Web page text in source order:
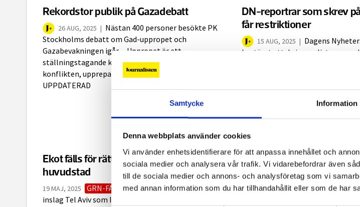
Samtycke Information
Denna webbplats använder cookies
Vi använder enhetsidentifierare för att anpassa innehållet och
sociala medier och analysera vår trafik. Vi vidarebefordrar även
till de sociala medier och annons- och analysföretag som vi
med annan information som du har tillhandahållit eller som de har
Rekordstor publik på Gazadebatt
26 AUG, 2025 | Nästan 400 personer besökte PK
Stockholms debatt om Gad-uppropet och
Gazabevakningen igår. – Uppropet är ett
ställningstagande kring mediebevakningen, inte i
konflikten, upprepade Cecilia Uddén under debatten.
UPPDATERAD
DN-reportrar som skrev
får restriktioner
15 AUG, 2025 | Dagens
bestämt att de journalister som
bevakningen brustit får nu inte
bättre, säger Kristina Hedberg,...
Ekot fälls för rättelse om Israels
huvudstad
19 MAJ, 2025 GRN-FÄLLNING Ekot benämnde i ett
inslag Tel Aviv som Israels huvudstad, men sände
Ekot fälls för osaklighet
Golanhöjderna
18 NOV, 2024 GRN-FÄLLNING Ett